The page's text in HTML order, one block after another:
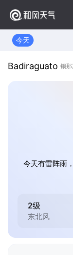
今天
Badiraguato 锡
今天有雷阵雨
2级
东北风